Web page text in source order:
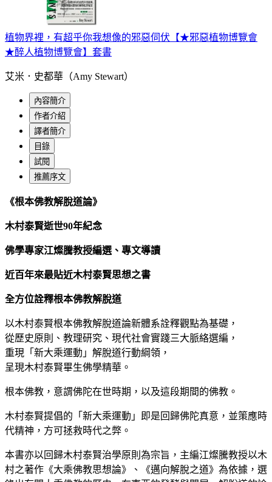
植物界裡，有超乎你我想像的邪惡伺伏【★邪惡植物博覽會
★醉人植物博覽會】套書
艾米．史都華（Amy Stewart）
內容簡介
作者介紹
譯者簡介
目錄
試閱
推薦序文
《根本佛教解脫道論》
木村泰賢逝世90年紀念
佛學專家江燦騰教授編選、專文導讀
近百年來最貼近木村泰賢思想之書
全方位詮釋根本佛教解脫道
以木村泰賢根本佛教解脫道論新體系詮釋觀點為基礎，
從歷史原則、教理研究、現代社會實踐三大脈絡選編，
重現「新大乘運動」解脫道行動綱領，
呈現木村泰賢畢生佛學精華。
根本佛教，意謂佛陀在世時期，以及這段期間的佛教。
木村泰賢提倡的「新大乘運動」即是回歸佛陀真意，並策應時
代精神，方可拯救時代之弊。
本書亦以回歸木村泰賢治學原則為宗旨，主編江燦騰教授以木
村之著作《大乘佛教思想論》、《邁向解脫之道》為依據，選